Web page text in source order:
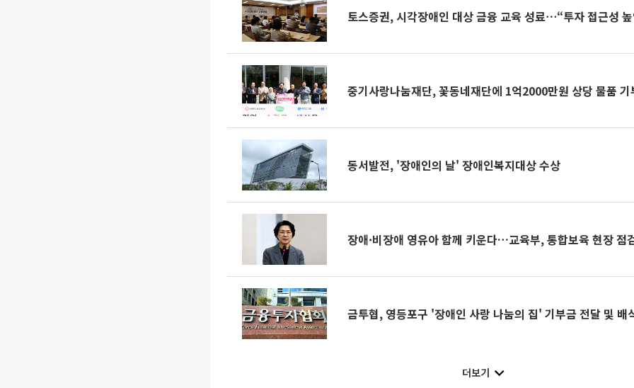
토스증권, 시각장애인 대상 금융 교육 성료⋯“투자 접근성
중기사랑나눔재단, 꽃동네재단에 1억2000만원 상당 물품 기
동서발전, '장애인의 날' 장애인복지대상 수상
장애·비장애 영유아 함께 키운다…교육부, 통합보육 현장 점
금투협, 영등포구 '장애인 사랑 나눔의 집' 기부금 전달 및 배
더보기